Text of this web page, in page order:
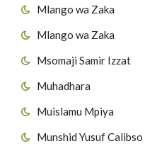
Mlango wa Zaka
Mlango wa Zaka
Msomaji Samir Izzat
Muhadhara
Muislamu Mpiya
Munshid Yusuf Calibso